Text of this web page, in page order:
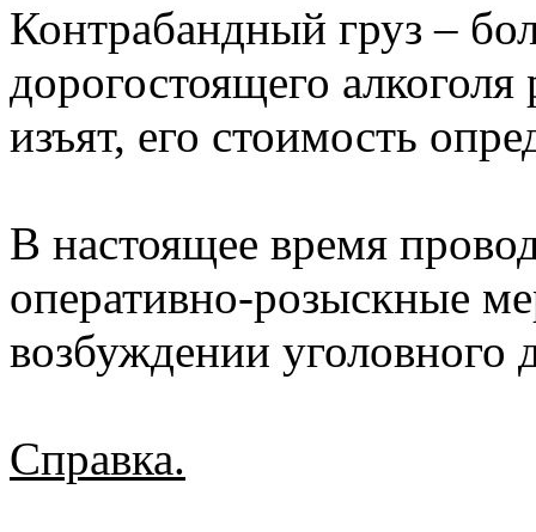
Контрабандный груз –
дорогостоящего
изъят, его стоимость
В настоящее время
оперативно-розыскные
возбуждении уголовного
Справка.